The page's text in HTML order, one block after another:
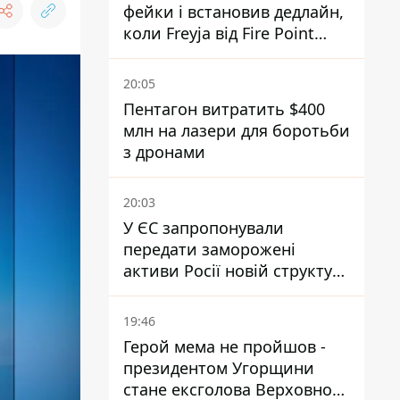
фейки і встановив дедлайн,
коли Freyja від Fire Point
повноцінно запрацює проти
балістики
20:05
Пентагон витратить $400
млн на лазери для боротьби
з дронами
20:03
У ЄС запропонували
передати заморожені
активи Росії новій структурі
блоку
19:46
Герой мема не пройшов -
президентом Угорщини
стане ексголова Верховного